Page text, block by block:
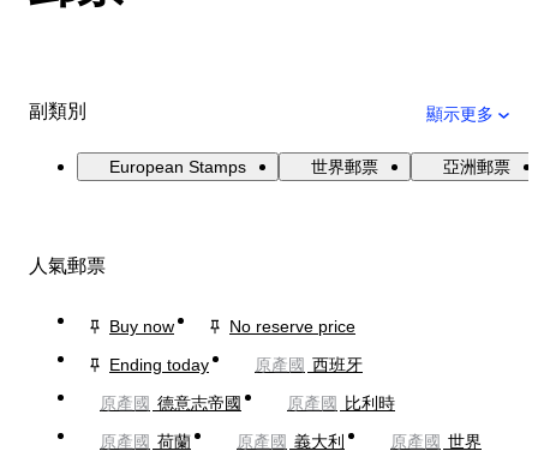
副類別 顯示更多
European Stamps 世界郵票 亞洲郵票
人氣郵票
Buy now
No reserve price
Ending today
原產國 西班牙
原產國 德意志帝國 原產國
比利時
原產國 荷蘭 原產國 義大利 原產國 世界